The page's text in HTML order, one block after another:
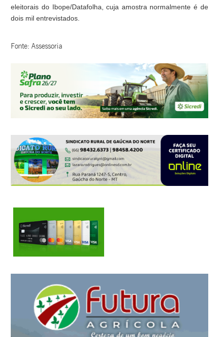
eleitorais do Ibope/Datafolha, cuja amostra normalmente é de
dois mil entrevistados.
Fonte: Assessoria